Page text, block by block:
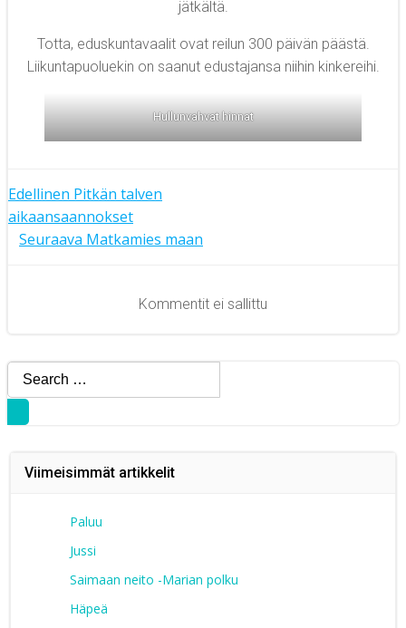
jätkältä.
Totta, eduskuntavaalit ovat reilun 300 päivän päästä.
Liikuntapuoluekin on saanut edustajansa niihin kinkereihi.
Hullunvahvat hinnat
Artikkelien
selaus
Edellinen Pitkän talven
aikaansaannokset
Artikkelien
Seuraava Matkamies maan
Kommentit ei sallittu
Search
for:
Viimeisimmät artikkelit
Paluu
Jussi
Saimaan neito -Marian polku
Häpeä